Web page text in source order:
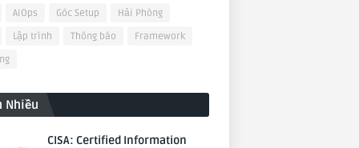
AIOps
Góc Setup
Hải Phòng
Lập trình
Thông báo
Framework
Nhiều
CISA: Certified Information